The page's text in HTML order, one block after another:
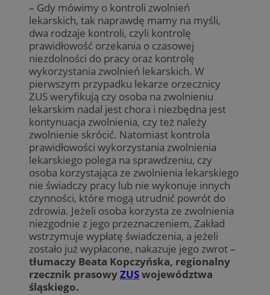
– Gdy mówimy o kontroli zwolnień
lekarskich, tak naprawdę mamy na myśli,
dwa rodzaje kontroli, czyli kontrolę
prawidłowość orzekania o czasowej
niezdolności do pracy oraz kontrolę
wykorzystania zwolnień lekarskich. W
pierwszym przypadku lekarze orzecznicy
ZUS weryfikują czy osoba na zwolnieniu
lekarskim nadal jest chora i niezbędna jest
kontynuacja zwolnienia, czy też należy
zwolnienie skrócić. Natomiast kontrola
prawidłowości wykorzystania zwolnienia
lekarskiego polega na sprawdzeniu, czy
osoba korzystająca ze zwolnienia lekarskiego
nie świadczy pracy lub nie wykonuje innych
czynności, które mogą utrudnić powrót do
zdrowia. Jeżeli osoba korzysta ze zwolnienia
niezgodnie z jego przeznaczeniem, Zakład
wstrzymuje wypłatę świadczenia, a jeżeli
zostało już wypłacone, nakazuje jego zwrot –
tłumaczy Beata Kopczyńska, regionalny
rzecznik prasowyZUSwojewództwa
śląskiego.